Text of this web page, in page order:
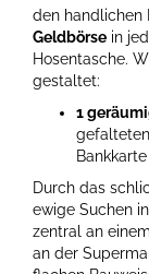
den handlichen
Geldbörse in
Hosentasche.
gestaltet:
1
Durch das
ewige Suchen
zentral an
an der